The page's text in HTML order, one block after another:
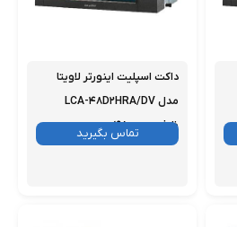
داکت اسپلیت اینورتر لاویتا
مدل LCA-۴۸D۲HRA/DV
ظرفیت ۴۸۰۰۰
موجود تماس بگیرید